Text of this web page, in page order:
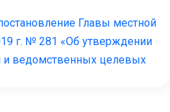
Главы местной
г. № 281 «Об утверждении
ведомственных целевых